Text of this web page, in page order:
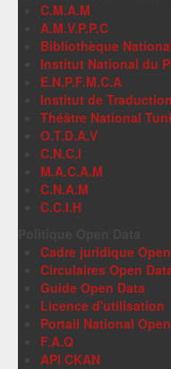
C.M.A.M
A.M.V.P.P.C
Bibliothèque
Institut National du
E.N.P.F.M.C.A
Institut de
Théâtre National
O.T.D.A.V
C.N.C.I
M.A.C.A.M
C.N.A.M
C.C.I.H
Cadre juridique
Circulaires Open
Guide Open Data
Licence d'utilisation
Portail National
F.A.Q
API CKAN